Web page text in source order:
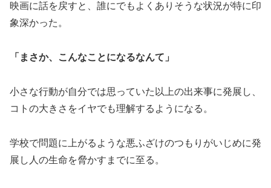
映画に話を戻すと、誰にでもよくありそうな状況が特に印
象深かった。
「まさか、こんなことになるなんて」
小さな行動が自分では思っていた以上の出来事に発展し、
コトの大きさをイヤでも理解するようになる。
学校で問題に上がるような悪ふざけのつもりがいじめに発
展し人の生命を脅かすまでに至る。